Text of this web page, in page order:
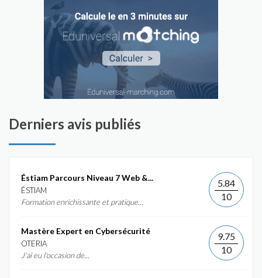
Derniers avis publiés
Éstiam Parcours Niveau 7 Web &...
ÉSTIAM
Formation enrichissante et pratique...
5.84
10
Mastère Expert en Cybersécurité
OTERIA
J'ai eu l'occasion de...
9.75
10